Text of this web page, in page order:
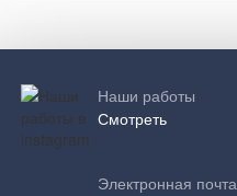
Наши работы
Смотреть
Электронная почта